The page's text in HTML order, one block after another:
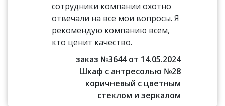
сотрудники компании охотно
отвечали на все мои вопросы. Я
рекомендую компанию всем,
кто ценит качество.
заказ №3644 от 14.05.2024
Шкаф с антресолью №28
коричневый с цветным
стеклом и зеркалом